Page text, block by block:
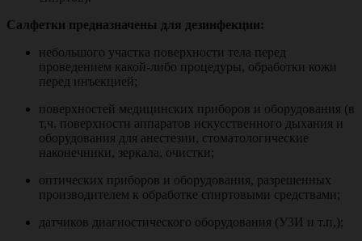
Салфетки предназначены для дезинфекции:
небольшого участка поверхности тела перед
проведением какой-либо процедуры, обработки кожи
перед инъекцией;
поверхностей медицинских приборов и оборудования (в
т,ч. поверхности аппаратов искусственного дыхания и
оборудования для анестезии, стоматологические
наконечники, зеркала, очистки;
оптических приборов и оборудования, разрешенных
производителем к обработке спиртовыми средствами;
датчиков диагностического оборудования (У3И и т.п,);